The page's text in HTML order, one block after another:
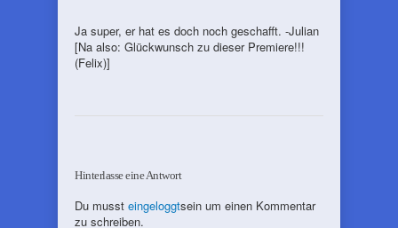
Ja super, er hat es doch noch geschafft. -Julian
[Na also: Glückwunsch zu dieser Premiere!!!
(Felix)]
Hinterlasse eine Antwort
Du musst eingeloggtsein um einen Kommentar
zu schreiben.